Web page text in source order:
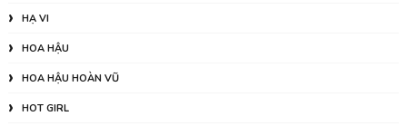
HẠ VI
HOA HẬU
HOA HẬU HOÀN VŨ
HOT GIRL